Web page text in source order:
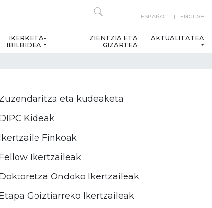
ESPAÑOL ENGLISH
IKERKETA-
IBILBIDEA
ZIENTZIA ETA
GIZARTEA
AKTUALITATEA
Zuzendaritza eta kudeaketa
DIPC Kideak
Ikertzaile Finkoak
Fellow Ikertzaileak
Doktoretza Ondoko Ikertzaileak
Etapa Goiztiarreko Ikertzaileak